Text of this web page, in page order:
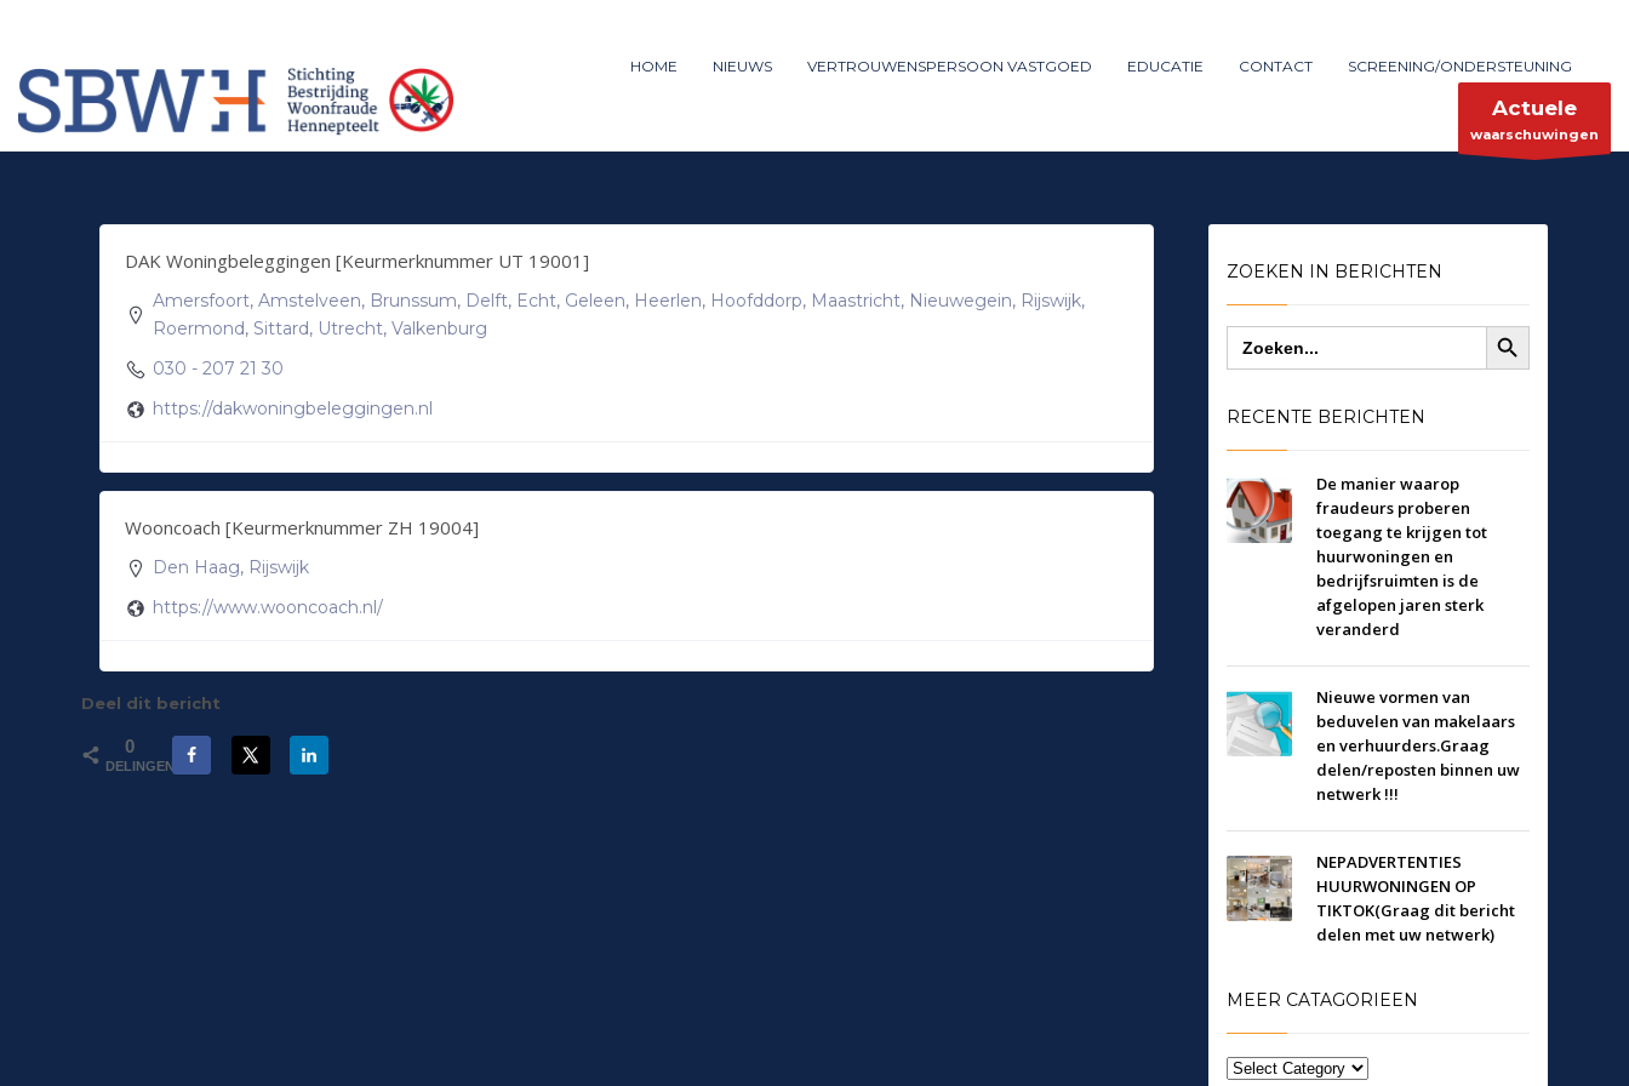
×
1 Login or create new account.
If you still have problems, please let us know, by sending an email to support@website.com . Thank you!
Mon-Fri 9:00AM - 6:00AM
HOME NIEUWS VERTROUWENSPERSOON VASTGOED EDUCATIE CONTACT SCREENING/ONDERSTEUNING
Actuele
waarschuwingen
DAK Woningbeleggingen [Keurmerknummer UT 19001]
Amersfoort, Amstelveen, Brunssum, Delft, Echt, Geleen, Heerlen, Hoofddorp, Maastricht, Nieuwegein, Rijswijk,
Roermond, Sittard, Utrecht, Valkenburg
030 - 207 21 30
https://dakwoningbeleggingen.nl
Wooncoach [Keurmerknummer ZH 19004]
Den Haag, Rijswijk
https://www.wooncoach.nl/
Deel dit bericht
0
DELINGEN
ZOEKEN IN BERICHTEN
Zoek
naar:
Zoekknop
RECENTE BERICHTEN
De manier waarop
fraudeurs proberen
toegang te krijgen tot
huurwoningen en
bedrijfsruimten is de
afgelopen jaren sterk
veranderd
Nieuwe vormen van
beduvelen van makelaars
en verhuurders.Graag
delen/reposten binnen uw
netwerk !!!
NEPADVERTENTIES
HUURWONINGEN OP
TIKTOK(Graag dit bericht
delen met uw netwerk)
MEER CATAGORIEEN